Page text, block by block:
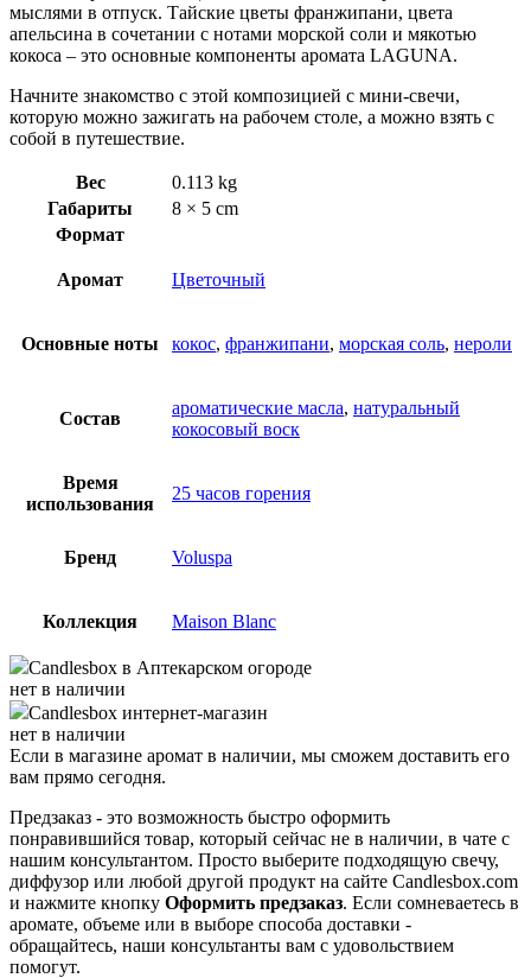
мыслями в отпуск. Тайские цветы франжипани, цвета
апельсина в сочетании с нотами морской соли и мякотью
кокоса – это основные компоненты аромата LAGUNA.
Начните знакомство с этой композицией с мини-свечи,
которую можно зажигать на рабочем столе, а можно взять с
собой в путешествие.
Вес
0.113 kg
Габариты
8 × 5 cm
Формат
Аромат Цветочный
Основные ноты кокос, франжипани, морская соль, нероли
Состав
ароматические масла, натуральный
кокосовый воск
Время
использования
25 часов горения
Бренд Voluspa
Коллекция Maison Blanc
Candlesbox в Аптекарском огороде
нет в наличии
Candlesbox интернет-магазин
нет в наличии
Если в магазине аромат в наличии, мы сможем доставить его
вам прямо сегодня.
Предзаказ - это возможность быстро оформить
понравившийся товар, который сейчас не в наличии, в чате с
нашим консультантом. Просто выберите подходящую свечу,
диффузор или любой другой продукт на сайте Candlesbox.com
и нажмите кнопку Оформить предзаказ. Если сомневаетесь в
аромате, объеме или в выборе способа доставки -
обращайтесь, наши консультанты вам с удовольствием
помогут.